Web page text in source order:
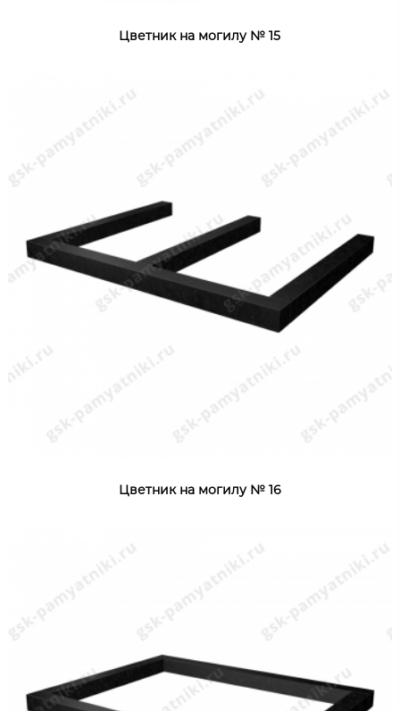
Цветник на могилу № 15
Цветник на могилу № 16